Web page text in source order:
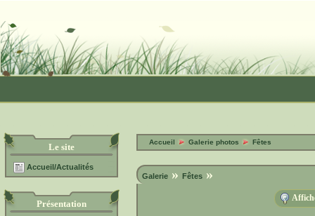
Le site
Accueil/Actualités
Présentation
Accueil Galerie photos Fêtes
Galerie » Fêtes »